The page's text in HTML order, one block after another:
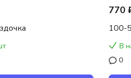
770
100-
В
0